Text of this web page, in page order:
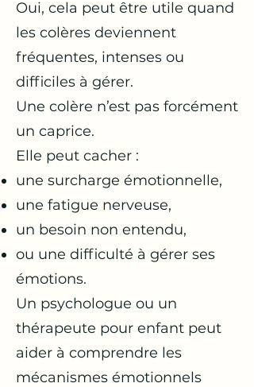
Oui, cela peut être utile quand
les colères deviennent
fréquentes, intenses ou
difficiles à gérer.
Une colère n’est pas forcément
un caprice.
Elle peut cacher :
une surcharge émotionnelle,
une fatigue nerveuse,
un besoin non entendu,
ou une difficulté à gérer ses
émotions.
Un psychologue ou un
thérapeute pour enfant peut
aider à comprendre les
mécanismes émotionnels